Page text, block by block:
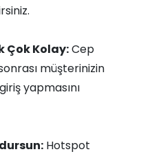
Çok Kolay:Cep
müşterinizin
yapmasını
Hotspot